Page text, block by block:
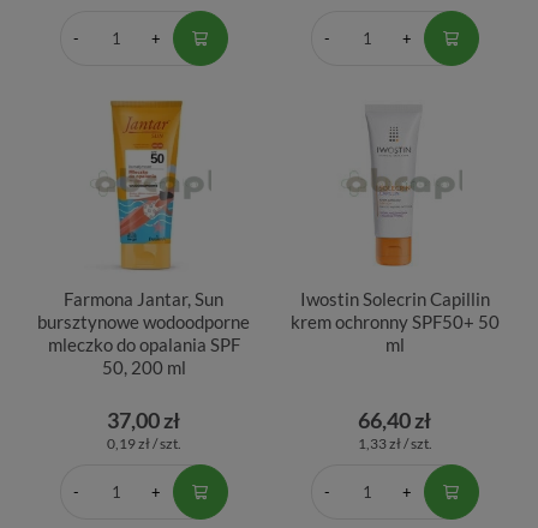
Farmona Jantar, Sun
bursztynowe wodoodporne
mleczko do opalania SPF
50, 200 ml
37,00 zł
0,19 zł / szt.
Iwostin Solecrin Capillin
krem ochronny SPF50+ 50
ml
66,40 zł
1,33 zł / szt.